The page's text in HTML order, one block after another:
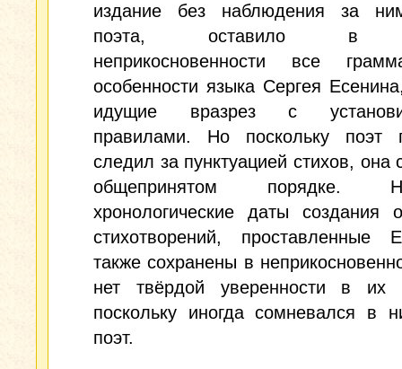
издание без наблюдения за
поэта, оставило в
неприкосновенности все
особенности языка Сергея
идущие вразрез с
правилами. Но поскольку поэт
следил за пунктуацией стихов, она
общепринятом порядке.
хронологические даты создания
стихотворений, проставленные
также сохранены в
нет твёрдой уверенности в их
поскольку иногда сомневался в
поэт.